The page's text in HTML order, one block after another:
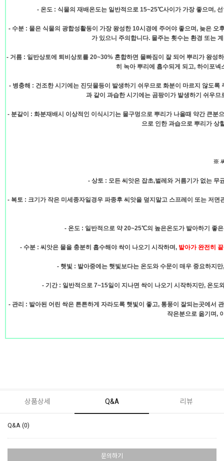
- 온도 : 식물의 재배온도는 일반적으로 15~25℃사이가 가장 좋으며,
- 수분 : 물은 식물의 광합성활동이 가장 왕성한 10시경에 주어야 좋으며, 늦은
가 있으니 주의합니다. 물주는 횟수는 환경 또는
- 거름 : 일반상토에 퇴비상토를 20~30% 혼합하면 물빠짐이 잘 되어 뿌리가 왕성
히 녹아 뿌리에 흡수되게 되고, 하이포
- 병충해 : 건조한 시기에는 진딧물등이 발생하기 쉬우므로 화분이 마르지 않도
과 같이 과습한 시기에는 곰팡이가 발생하기 쉬우
- 분갈이 : 화분재배시 이상적인 이식시기는 물구멍으로 뿌리가 나올때 약간 큰
으로 인한 과습으로 뿌리가 상
※
- 상토 : 모든 씨앗은 잡초,벌레와 거름기가 없는 무
- 복토 : 크기가 작은 미세종자일경우 파종후 씨앗을 덮지말고 스프레이 또는 저
- 온도 : 일반적으로 약 20~25℃의 높은온도가 발아하기 좋
- 수분 : 씨앗은 물을 충분히 흡수해야 싹이 나오기 시작하며, 발아가 완전히
- 햇빛 : 발아중에는 햇빛보다는 온도와 수문이 매우 중요하지
- 기간 : 일반적으로 7~15일이 지나면 싹이 나오기 시작하지만, 온도
- 관리 : 발아된 어린 싹은 튼튼하게 자라도록 햇빛이 좋고, 통풍이 잘되는곳에서
작은분으로 옮기며,
상품상세 Q&A 리뷰
Q&A (0)
문의하기